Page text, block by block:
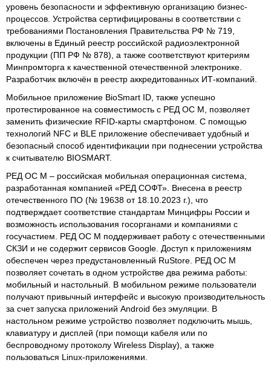
уровень безопасности и эффективную организацию бизнес-
процессов. Устройства сертифицированы в соответствии с
требованиями Постановления Правительства РФ № 719,
включены в Единый реестр российской радиоэлектронной
продукции (ПП РФ № 878), а также соответствуют критериям
Минпромторга к качественной отечественной электронике.
Разработчик включён в реестр аккредитованных ИТ-компаний.
Мобильное приложение BioSmart ID, также успешно
протестированное на совместимость с РЕД ОС М, позволяет
заменить физические RFID-карты смартфоном. С помощью
технологий NFC и BLE приложение обеспечивает удобный и
безопасный способ идентификации при поднесении устройства
к считывателю BIOSMART.
РЕД ОС М – российская мобильная операционная система,
разработанная компанией «РЕД СОФТ». Внесена в реестр
отечественного ПО (№ 19638 от 18.10.2023 г.), что
подтверждает соответствие стандартам Минцифры России и
возможность использования госорганами и компаниями с
госучастием. РЕД ОС М поддерживает работу с отечественными
СКЗИ и не содержит сервисов Google. Доступ к приложениям
обеспечен через предустановленный RuStore. РЕД ОС М
позволяет сочетать в одном устройстве два режима работы:
мобильный и настольный. В мобильном режиме пользователи
получают привычный интерфейс и высокую производительность
за счет запуска приложений Android без эмуляции. В
настольном режиме устройство позволяет подключить мышь,
клавиатуру и дисплей (при помощи кабеля или по
беспроводному протоколу Wireless Display), а также
пользоваться Linux-приложениями.